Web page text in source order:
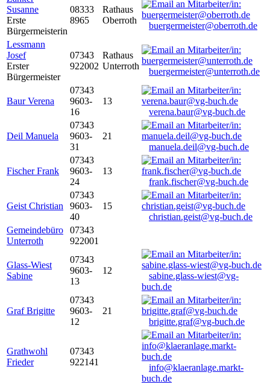
Susanne
Erste
Bürgermeisterin
08333
8965
Rathaus
Oberroth
buergermeister@oberroth.de
Lessmann
Josef
Erster
Bürgermeister
07343
922002
Rathaus
Unterroth
buergermeister@unterroth.de
Baur Verena
07343
9603-
16
13
verena.baur@vg-buch.de
Deil Manuela
07343
9603-
31
21
manuela.deil@vg-buch.de
Fischer Frank
07343
9603-
24
13
frank.fischer@vg-buch.de
Geist Christian
07343
9603-
40
15
christian.geist@vg-buch.de
Gemeindebüro
Unterroth
07343
922001
Glass-Wiest
Sabine
07343
9603-
13
12
sabine.glass-wiest@vg-
buch.de
Graf Brigitte
07343
9603-
12
21
brigitte.graf@vg-buch.de
Grathwohl
Frieder
07343
922141
info@klaeranlage.markt-
buch.de